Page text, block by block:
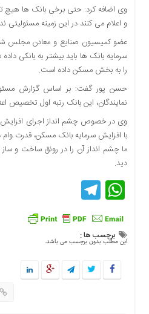
رسید
اخبار
سایت
اجتماعی
اقتصادی
فرهنگ
بین
الملل
یادداشت
چند
رسانه
یادداشت
وی اضافه کرد: حتی برخی بانک ها هیچ
و اعلام می کنند در این زمینه مسئولیتی
عضو کمیسیون صنایع و معادن مجلس
سرمایه بانک ها باید بیشتر به بانکی
را به بخش مسکن داده است.
حسن پور گفت: بر اساس گزارش
نمایندگان، این بانک رتبه اول تخصیص
وی در خصوص چشم انداز اجرای
با افزایش سرمایه بانک مسکن، قدرت
ما چشم انداز آن را در رونق ساخت و
دید.
WhatsApp
Telegram
برچسب ها :
این مطلب بدون برچسب می باشد.